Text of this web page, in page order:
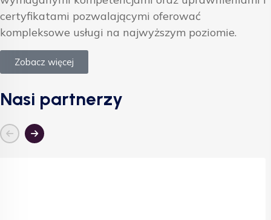
certyfikatami pozwalającymi oferować
kompleksowe usługi na najwyższym poziomie.
Zobacz więcej
Nasi partnerzy